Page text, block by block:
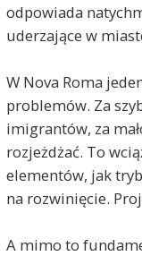
odpowiada
uderzające w
W Nova Roma
problemów. Za
imigrantów, za
rozjeżdżać. To
elementów, jak
na rozwinięcie.
A mimo to